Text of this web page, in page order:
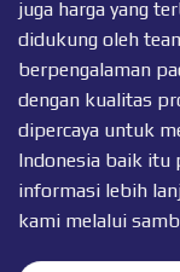
juga harga yang
didukung oleh
berpengalaman
dengan kualitas
dipercaya untuk
Indonesia baik itu
informasi lebih
kami melalui